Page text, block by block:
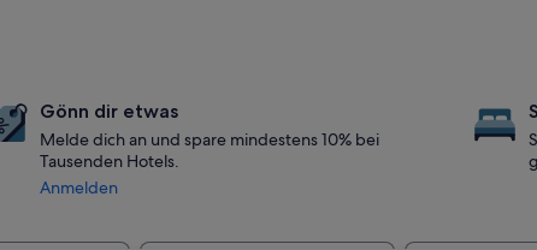
Gönn dir etwas
Melde dich an und spare mindestens 10% bei
Tausenden Hotels.
Anmelden